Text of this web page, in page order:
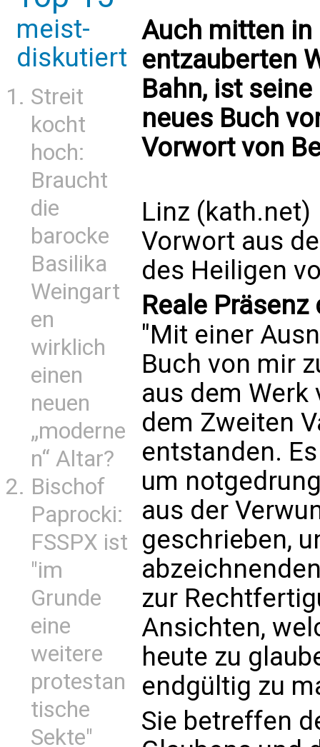
meist-
diskutiert
Streit
kocht
hoch:
Braucht
die
barocke
Basilika
Weingart
en
wirklich
einen
neuen
„moderne
n“ Altar?
Bischof
Paprocki:
FSSPX ist
"im
Grunde
eine
weitere
protestan
tische
Sekte"
Auch mitten in
Bahn, ist
neues Buch
Vorwort von
Linz (kath.net)
Vorwort aus
des Heiligen
Reale
"Mit einer
Buch von mir
aus dem
dem Zweiten
entstanden.
um
aus der
geschrieben,
zur
Ansichten,
heute zu
endgültig zu
Sie betreffen